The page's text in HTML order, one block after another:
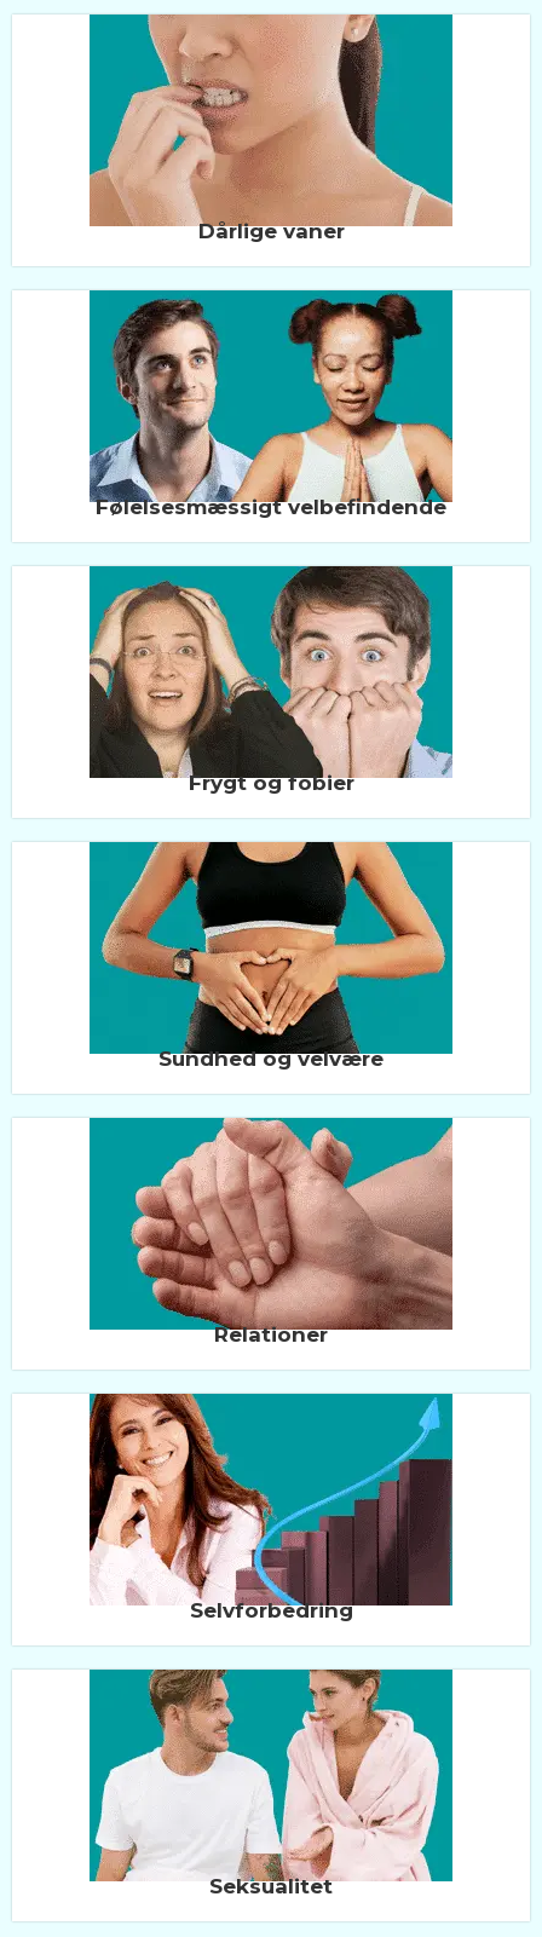
Dårlige vaner
Følelsesmæssigt velbefindende
Frygt og fobier
Sundhed og velvære
Relationer
Selvforbedring
Seksualitet